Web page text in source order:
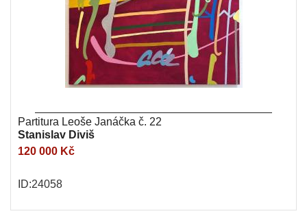
Partitura Leoše Janáčka č. 22
Stanislav Diviš
120 000 Kč
ID:24058